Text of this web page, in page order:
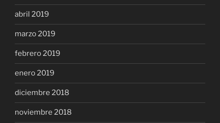
abril 2019
marzo 2019
febrero 2019
enero 2019
diciembre 2018
noviembre 2018